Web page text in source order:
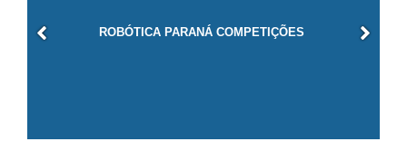
ROBÓTICA PARANÁ COMPETIÇÕES